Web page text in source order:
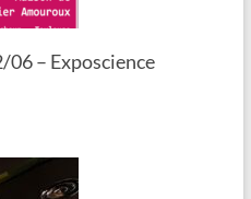
– Exposcience